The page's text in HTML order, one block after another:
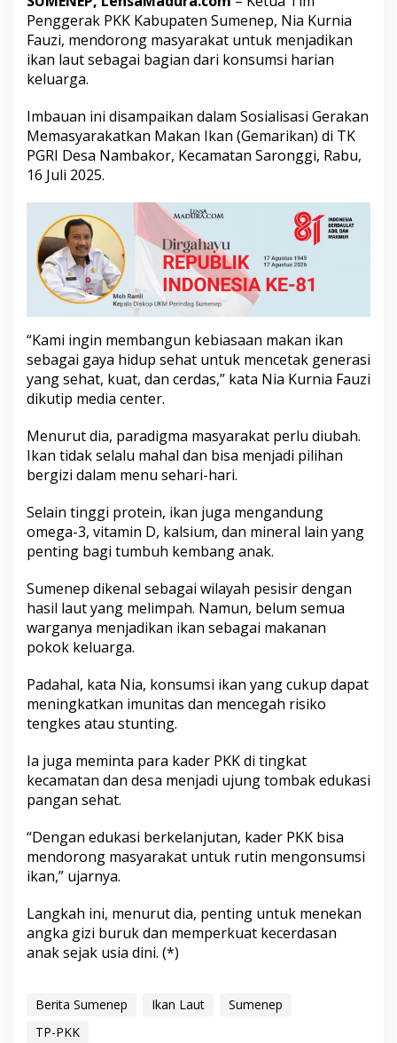
a
k
I
a
n
u
M
u
H
a
r
a
n
Penggerak PKK Kabupaten Sumenep, Nia Kurnia
Fauzi, mendorong masyarakat untuk menjadikan
ikan laut sebagai bagian dari konsumsi harian
keluarga.
Imbauan ini disampaikan dalam Sosialisasi Gerakan
Memasyarakatkan Makan Ikan (Gemarikan) di TK
PGRI Desa Nambakor, Kecamatan Saronggi, Rabu,
16 Juli 2025.
“Kami ingin membangun kebiasaan makan ikan
sebagai gaya hidup sehat untuk mencetak generasi
yang sehat, kuat, dan cerdas,” kata Nia Kurnia Fauzi
dikutip media center.
Menurut dia, paradigma masyarakat perlu diubah.
Ikan tidak selalu mahal dan bisa menjadi pilihan
bergizi dalam menu sehari-hari.
Selain tinggi protein, ikan juga mengandung
omega-3, vitamin D, kalsium, dan mineral lain yang
penting bagi tumbuh kembang anak.
Sumenep dikenal sebagai wilayah pesisir dengan
hasil laut yang melimpah. Namun, belum semua
warganya menjadikan ikan sebagai makanan
pokok keluarga.
Padahal, kata Nia, konsumsi ikan yang cukup dapat
meningkatkan imunitas dan mencegah risiko
tengkes atau stunting.
Ia juga meminta para kader PKK di tingkat
kecamatan dan desa menjadi ujung tombak edukasi
pangan sehat.
“Dengan edukasi berkelanjutan, kader PKK bisa
mendorong masyarakat untuk rutin mengonsumsi
ikan,” ujarnya.
Langkah ini, menurut dia, penting untuk menekan
angka gizi buruk dan memperkuat kecerdasan
anak sejak usia dini. (*)
Berita Sumenep Ikan Laut
Sumenep
TP-PKK